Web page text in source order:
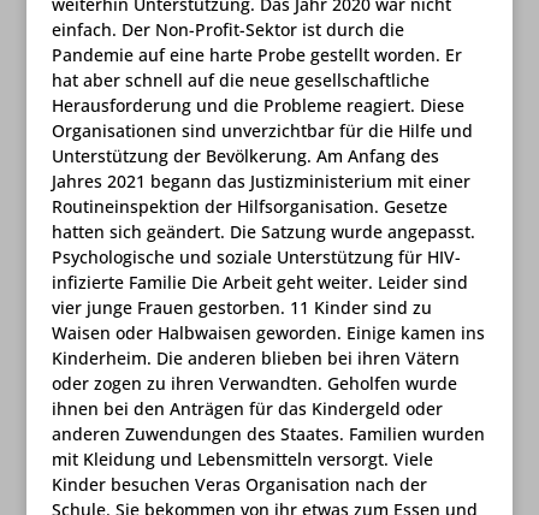
einfach. Der Non-Profit-Sektor ist durch die
Pandemie auf eine harte Probe gestellt worden. Er
hat aber schnell auf die neue gesellschaftliche
Herausforderung und die Probleme reagiert. Diese
Organisationen sind unverzichtbar für die Hilfe und
Unterstützung der Bevölkerung. Am Anfang des
Jahres 2021 begann das Justizministerium mit einer
Routineinspektion der Hilfsorganisation. Gesetze
hatten sich geändert. Die Satzung wurde angepasst.
Psychologische und soziale Unterstützung für HIV-
infizierte Familie Die Arbeit geht weiter. Leider sind
vier junge Frauen gestorben. 11 Kinder sind zu
Waisen oder Halbwaisen geworden. Einige kamen ins
Kinderheim. Die anderen blieben bei ihren Vätern
oder zogen zu ihren Verwandten. Geholfen wurde
ihnen bei den Anträgen für das Kindergeld oder
anderen Zuwendungen des Staates. Familien wurden
mit Kleidung und Lebensmitteln versorgt. Viele
Kinder besuchen Veras Organisation nach der
Schule. Sie bekommen von ihr etwas zum Essen und